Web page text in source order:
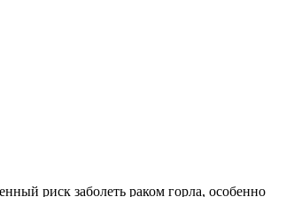
риск заболеть раком горла, особенно